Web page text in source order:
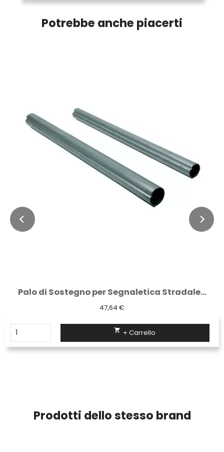
Potrebbe anche piacerti
Palo di Sostegno per Segnaletica Stradale...
47,64 €
 + Carrello
Prodotti dello stesso brand